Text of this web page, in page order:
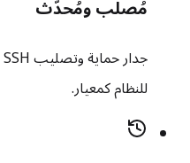
مُصلَّب ومُحدَّث
للنظام كمعيار.